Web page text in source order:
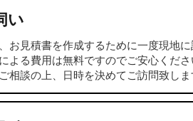
い
お見積書を作成するために一度現地に
よる費用は無料ですのでご安心くださ
相談の上、日時を決めてご訪問致しま